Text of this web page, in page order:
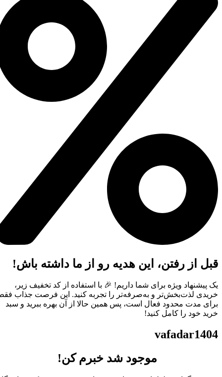
قبل از رفتن، این هدیه رو از ما داشته باش!
یک پیشنهاد ویژه برای شما داریم! 🎉 با استفاده از کد تخفیف زیر،
خریدی لذت‌بخش‌تر و به‌صرفه‌تر را تجربه کنید. این فرصت جذاب
برای مدت محدود فعال است، پس همین حالا از آن بهره ببرید و سبد
خرید خود را کامل کنید!
vafadar1404
موجود شد خبرم کن!